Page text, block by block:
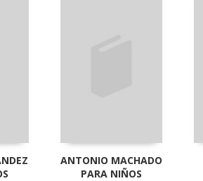
ANTONIO MACHADO
PARA NIÑOS